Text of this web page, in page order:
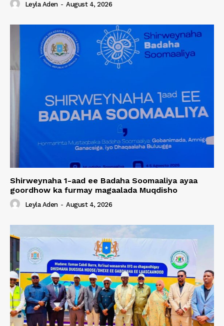
Leyla Aden - August 4, 2026
Shirweynaha 1-aad ee Badaha Soomaaliya ayaa
goordhow ka furmay magaalada Muqdisho
Leyla Aden - August 4, 2026